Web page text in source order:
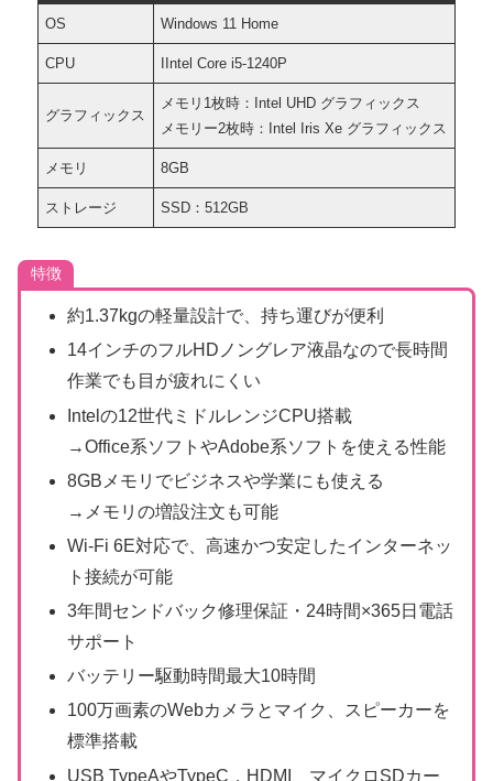
OS Windows 11 Home
CPU IIntel Core i5-1240P
グラフィックス
メモリ1枚時：Intel UHD グラフィックス
メモリー2枚時：Intel Iris Xe グラフィックス
メモリ 8GB
ストレージ SSD：512GB
特徴
約1.37kgの軽量設計で、持ち運びが便利
14インチのフルHDノングレア液晶なので長時間
作業でも目が疲れにくい
Intelの12世代ミドルレンジCPU搭載
→Office系ソフトやAdobe系ソフトを使える性能
8GBメモリでビジネスや学業にも使える
→メモリの増設注文も可能
Wi-Fi 6E対応で、高速かつ安定したインターネッ
ト接続が可能
3年間センドバック修理保証・24時間×365日電話
サポート
バッテリー駆動時間最大10時間
100万画素のWebカメラとマイク、スピーカーを
標準搭載
USB TypeAやTypeC，HDMI、マイクロSDカー